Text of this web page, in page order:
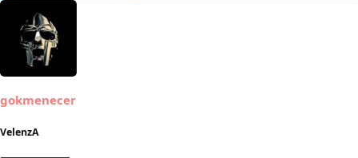
:
gokmenecer
VelenzA